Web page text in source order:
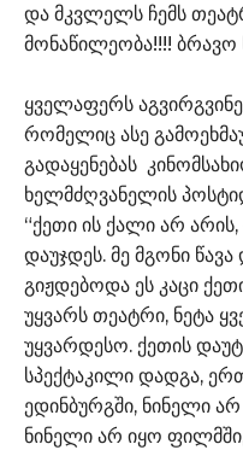
და მკვლელს ჩემს
მონაწილეობა!!!! ბრავო
ყველაფერს
რომელიც ასე
გადაყენებას
ხელმძღვანელის
“ქეთი ის ქალი არ
დაუჯდეს. მე მგონი
გიჟდებოდა ეს კაცი
უყვარს თეატრი, ნეტა
უყვარდესო. ქეთის
სპექტაკილი დადგა,
ედინბურგში, ნინელი
ნინელი არ იყო